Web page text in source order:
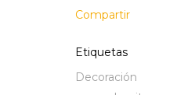
Compartir
Etiquetas
Decoración